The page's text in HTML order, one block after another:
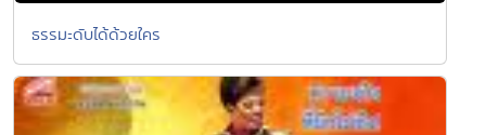
ธรรมะดับได้ด้วยใคร